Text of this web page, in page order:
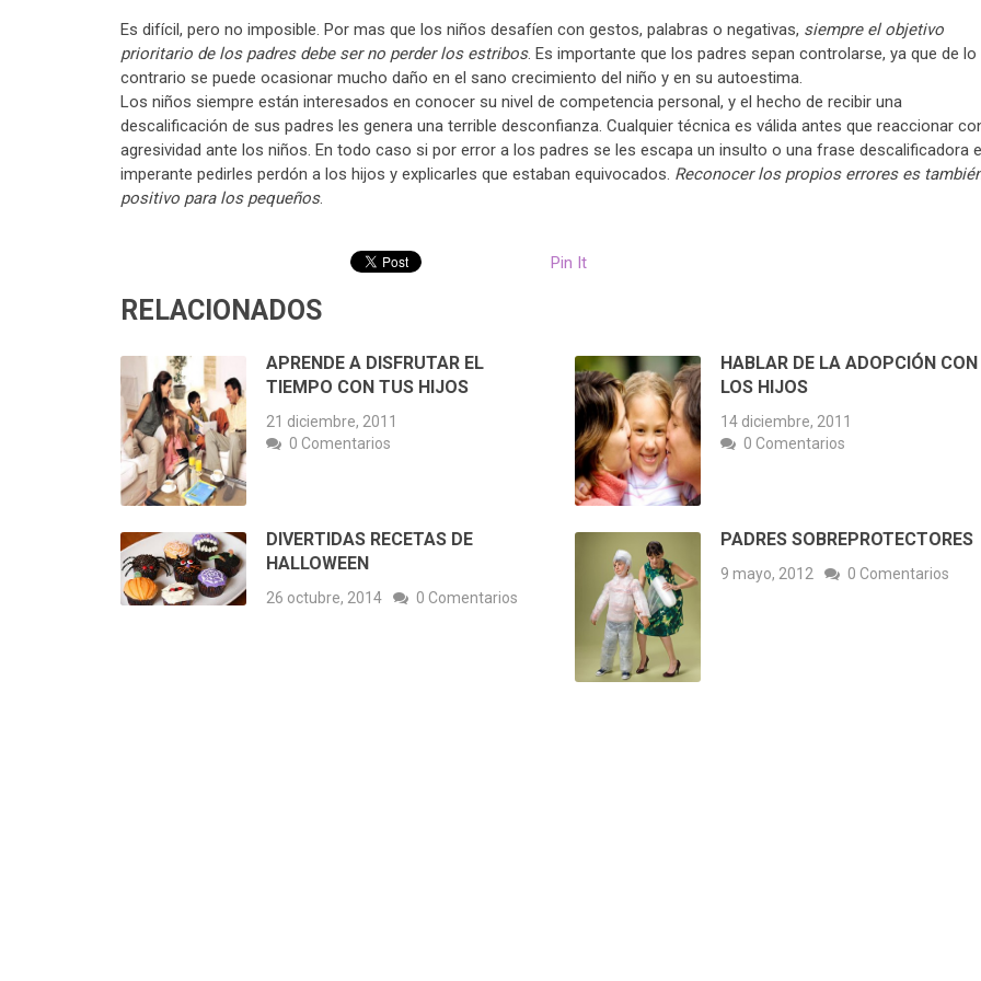
Es difícil, pero no imposible. Por mas que los niños desafíen con gestos, palabras o negativas, siempre el objetivo
prioritario de los padres debe ser no perder los estribos. Es importante que los padres sepan controlarse, ya que de lo
contrario se puede ocasionar mucho daño en el sano crecimiento del niño y en su autoestima.
Los niños siempre están interesados en conocer su nivel de competencia personal, y el hecho de recibir una
descalificación de sus padres les genera una terrible desconfianza. Cualquier técnica es válida antes que reaccionar
agresividad ante los niños. En todo caso si por error a los padres se les escapa un insulto o una frase descalificadora
imperante pedirles perdón a los hijos y explicarles que estaban equivocados. Reconocer los propios errores es
positivo para los pequeños.
Pin It
RELACIONADOS
APRENDE A DISFRUTAR EL
TIEMPO CON TUS HIJOS
21 diciembre, 2011
0 Comentarios
HABLAR DE LA ADOPCIÓN CON
LOS HIJOS
14 diciembre, 2011
0 Comentarios
DIVERTIDAS RECETAS DE
HALLOWEEN
26 octubre, 2014 0 Comentarios
PADRES SOBREPROTECTORES
9 mayo, 2012 0 Comentarios